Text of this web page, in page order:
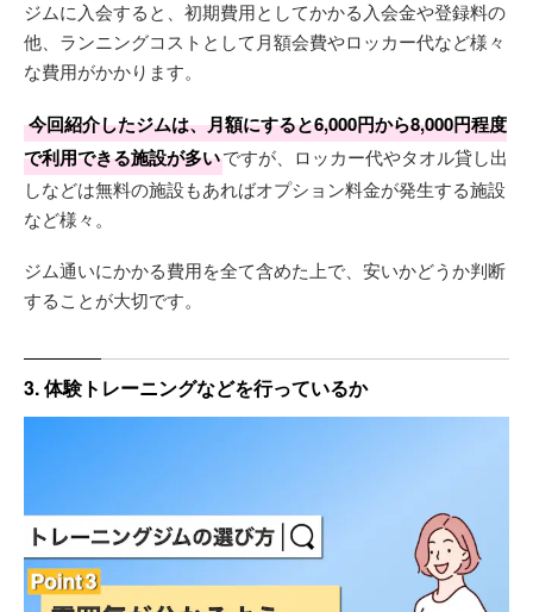
ジムに入会すると、初期費用としてかかる入会金や登録料の
他、ランニングコストとして月額会費やロッカー代など様々
な費用がかかります。
今回紹介したジムは、月額にすると6,000円から8,000円程度
で利用できる施設が多いですが、ロッカー代やタオル貸し出
しなどは無料の施設もあればオプション料金が発生する施設
など様々。
ジム通いにかかる費用を全て含めた上で、安いかどうか判断
することが大切です。
3. 体験トレーニングなどを行っているか